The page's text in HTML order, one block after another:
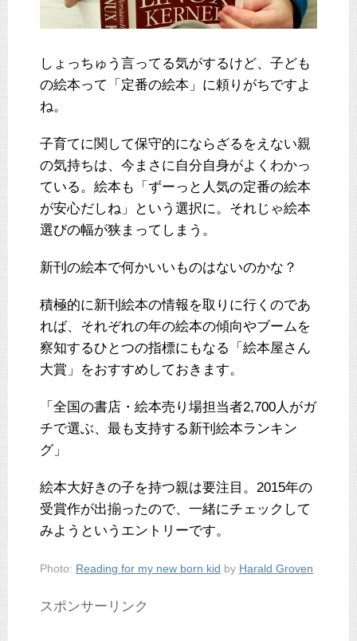
しょっちゅう言ってる気がするけど、子ども
の絵本って「定番の絵本」に頼りがちですよ
ね。
子育てに関して保守的にならざるをえない親
の気持ちは、今まさに自分自身がよくわかっ
ている。絵本も「ずーっと人気の定番の絵本
が安心だしね」という選択に。それじゃ絵本
選びの幅が狭まってしまう。
新刊の絵本で何かいいものはないのかな？
積極的に新刊絵本の情報を取りに行くのであ
れば、それぞれの年の絵本の傾向やブームを
察知するひとつの指標にもなる「絵本屋さん
大賞」をおすすめしておきます。
「全国の書店・絵本売り場担当者2,700人がガ
チで選ぶ、最も支持する新刊絵本ランキン
グ」
絵本大好きの子を持つ親は要注目。2015年の
受賞作が出揃ったので、一緒にチェックして
みようというエントリーです。
Photo: Reading for my new born kid by Harald Groven
スポンサーリンク